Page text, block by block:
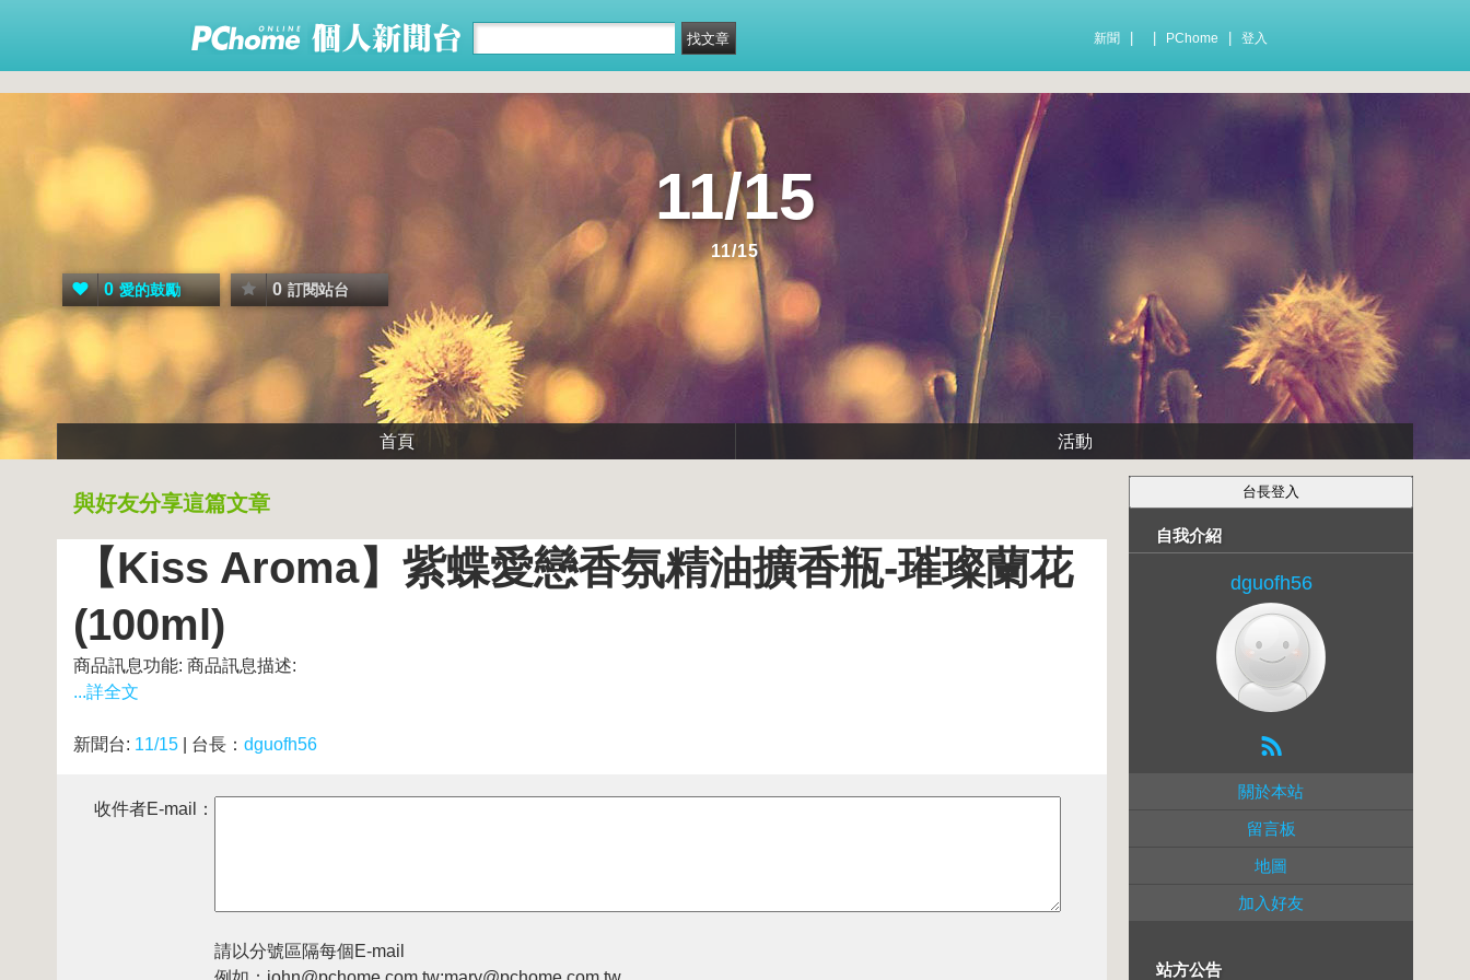
新聞 PChome 登入
11/15
11/15
0 愛的鼓勵 0 訂閱站台
首頁 活動
與好友分享這篇文章
【Kiss Aroma】紫蝶愛戀香氛精油擴香瓶-璀璨蘭花
(100ml)
商品訊息功能: 商品訊息描述:
...詳全文
新聞台: 11/15 | 台長： dguofh56
收件者E-mail：
請以分號區隔每個E-mail
自我介紹
dguofh56
關於本站
留言板
地圖
加入好友
站方公告